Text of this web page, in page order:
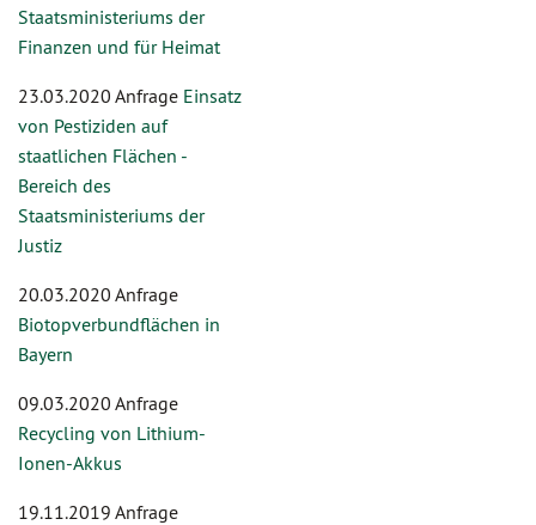
Staatsministeriums der
Finanzen und für Heimat
23.03.2020 Anfrage Einsatz
von Pestiziden auf
staatlichen Flächen -
Bereich des
Staatsministeriums der
Justiz
20.03.2020 Anfrage
Biotopverbundflächen in
Bayern
09.03.2020 Anfrage
Recycling von Lithium-
Ionen-Akkus
19.11.2019 Anfrage